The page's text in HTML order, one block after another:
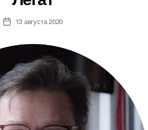
Дата13 августа 2020